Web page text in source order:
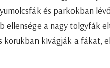
és parkokban
ellensége a nagy tölgyfák
kivágják a fákat,